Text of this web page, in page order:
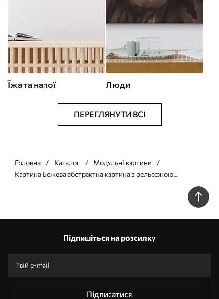
Їжа та напої Люди
ПЕРЕГЛЯНУТИ ВСІ
Головна Каталог
Модульні картини
Картина Бежева абстрактна картина з рельєфною
Підпишіться на розсилку
Підписатися